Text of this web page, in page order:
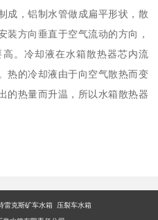
成，铝制水管做成扁平形状，散
装方向垂直于空气流动的方向，
。冷却液在水箱散热器芯内流
热的冷却液由于向空气散热而变
的热量而升温，所以水箱散热器
雷克斯矿车水箱 压裂车水箱